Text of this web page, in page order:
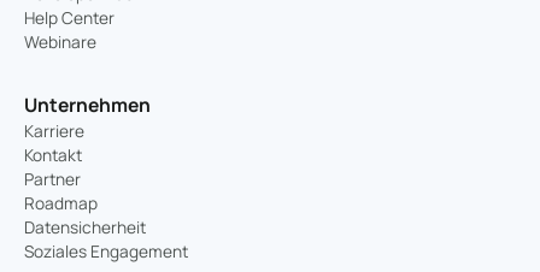
Help Center
Webinare
Unternehmen
Karriere
Kontakt
Partner
Roadmap
Datensicherheit
Soziales Engagement